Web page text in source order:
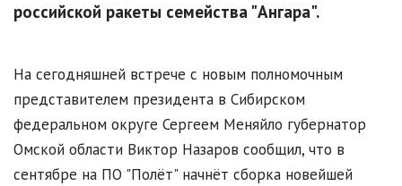
российской ракеты семейства "Ангара".
На сегодняшней встрече с новым полномочным
представителем президента в Сибирском
федеральном округе Сергеем Меняйло губернатор
Омской области Виктор Назаров сообщил, что в
сентябре на ПО "Полёт" начнёт сборка новейшей